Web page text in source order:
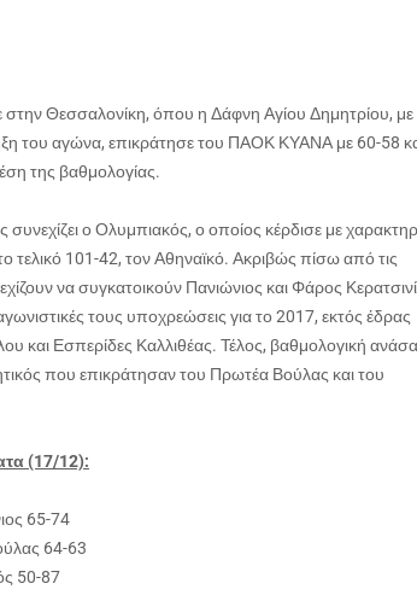
στην Θεσσαλονίκη, όπου η Δάφνη Αγίου Δημητρίου, με
του αγώνα, επικράτησε του ΠΑΟΚ ΚΥΑΝΑ με 60-58
της βαθμολογίας.
ο Ολυμπιακός, ο οποίος κέρδισε με
τελικό 101-42, τον Αθηναϊκό. Ακριβώς πίσω από τις
να συγκατοικούν Πανιώνιος και Φάρος
τους υποχρεώσεις για το 2017, εκτός έδρας
και Εσπερίδες Καλλιθέας. Τέλος, βαθμολογική
που επικράτησαν του Πρωτέα Βούλας και του
(17/12):
65-74
64-63
50-87